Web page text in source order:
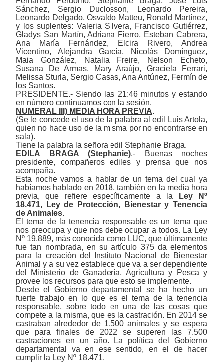
Sánchez, Sergio Duclosson, Leonardo Pereira,
Leonardo Delgado, Osvaldo Matteu, Ronald Martínez,
y los suplentes: Valeria Silvera, Francisco Gutiérrez,
Gladys San Martín, Adriana Fierro, Esteban Cabrera,
Ana María Fernández, Elcira Rivero, Andrea
Vicentino, Alejandra García, Nicolás Domínguez,
Maia González, Natalia Freire, Nelson Echeto,
Susana De Armas, Mary Araújo, Graciela Ferrari,
Melissa Sturla, Sergio Casas, Ana Antúnez, Fermín de
los Santos.
PRESIDENTE.- Siendo las 21:46 minutos y estando
en número continuamos con la sesión.
NUMERAL III) MEDIA HORA PREVIA.
(Se le concede el uso de la palabra al edil Luis Artola,
quien no hace uso de la misma por no encontrarse en
sala).
Tiene la palabra la señora edil Stephanie Braga.
EDILA BRAGA (Stephanie).- Buenas noches
presidente, compañeros ediles y prensa que nos
acompaña.
Esta noche vamos a hablar de un tema del cual ya
habíamos hablado en 2018, también en la media hora
previa, que refiere específicamente a la
Ley Nº
18.471,
Ley de Protección, Bienestar y Tenencia
de Animales.
El tema de la tenencia responsable es un tema que
nos preocupa y que nos debe ocupar a todos. La Ley
Nº 19.889, más conocida como LUC, que últimamente
fue tan nombrada, en su artículo 375 da elementos
para la creación del Instituto Nacional de Bienestar
Animal y a su vez establece que va a ser dependiente
del Ministerio de Ganadería, Agricultura y Pesca y
provee los recursos para que esto se implemente.
Desde el Gobierno departamental se ha hecho un
fuerte trabajo en lo que es el tema de la tenencia
responsable, sobre todo en una de las cosas que
compete a la misma, que es la castración. En 2014 se
castraban alrededor de 1.500 animales y se espera
que para finales de 2022 se superen las 7.500
castraciones en un año. La política del Gobierno
departamental va en ese sentido, en el de hacer
cumplir la Ley Nº 18.471.